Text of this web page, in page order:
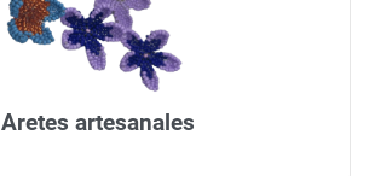
Aretes artesanales